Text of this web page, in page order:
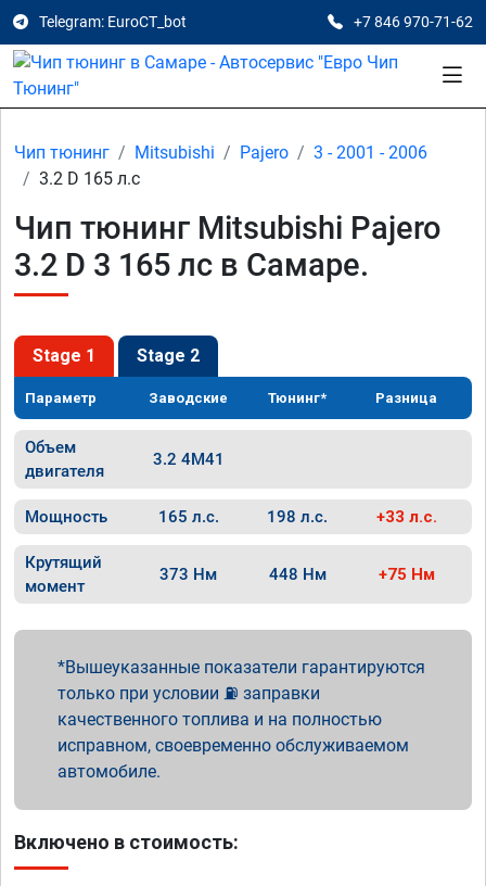
Telegram: EuroCT_bot +7 846 970-71-62
Чип тюнинг Mitsubishi Pajero
3 - 2001 - 2006
3.2 D 165 л.с
Чип тюнинг Mitsubishi Pajero
3.2 D 3 165 лс в Самаре.
Stage 1 Stage 2
Параметр Заводские Тюнинг* Разница
Объем
двигателя
3.2 4M41
Мощность 165 л.с. 198 л.с. +33 л.с.
Крутящий
момент
373 Нм 448 Нм +75 Нм
Вышеуказанные показатели гарантируются
только при условии ⛽ заправки
качественного топлива и на полностью
исправном, своевременно обслуживаемом
автомобиле.
Включено в стоимость: